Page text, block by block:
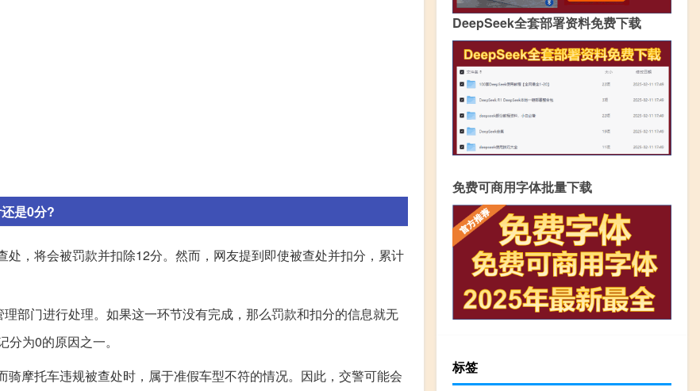
是0分?
，将会被罚款并扣除12分。然而，网友提到即使被查处并扣分，累计
部门进行处理。如果这一环节没有完成，那么罚款和扣分的信息就无
为0的原因之一。
摩托车违规被查处时，属于准假车型不符的情况。因此，交警可能会
DeepSeek全套部署资料免费下载
免费可商用字体批量下载
标签